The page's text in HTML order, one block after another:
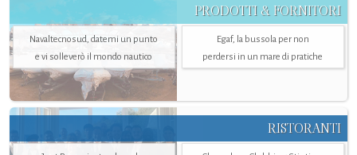
PRODOTTI & FORNITORI
Navaltecnosud, datemi un punto
e vi solleverò il mondo nautico
Egaf, la bussola per non
perdersi in un mare di pratiche
RISTORANTI